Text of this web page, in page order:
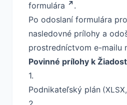
formulára
.
Po odoslaní formulára
nasledovné prílohy a
prostredníctvom e-mailu
Povinné prílohy k
1.
Podnikateľský plán